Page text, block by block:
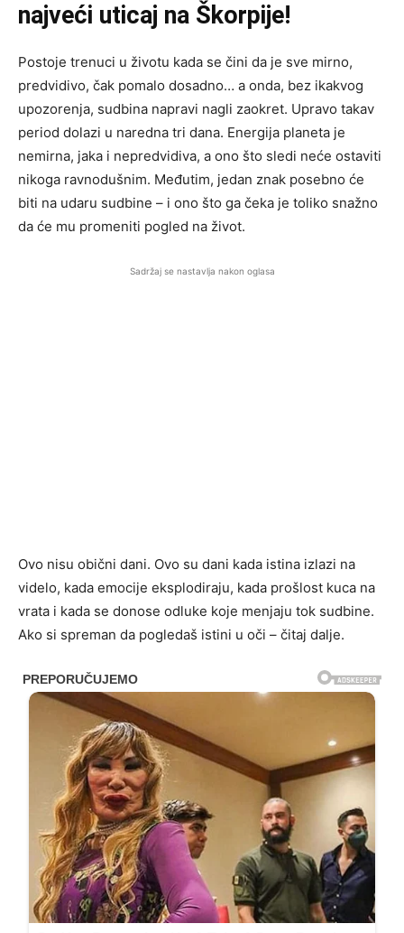
najveći uticaj na Škorpije!
Postoje trenuci u životu kada se čini da je sve mirno,
predvidivo, čak pomalo dosadno… a onda, bez ikakvog
upozorenja, sudbina napravi nagli zaokret. Upravo takav
period dolazi u naredna tri dana. Energija planeta je
nemirna, jaka i nepredvidiva, a ono što sledi neće ostaviti
nikoga ravnodušnim. Međutim, jedan znak posebno će
biti na udaru sudbine – i ono što ga čeka je toliko snažno
da će mu promeniti pogled na život.
Sadržaj se nastavlja nakon oglasa
Ovo nisu obični dani. Ovo su dani kada istina izlazi na
videlo, kada emocije eksplodiraju, kada prošlost kuca na
vrata i kada se donose odluke koje menjaju tok sudbine.
Ako si spreman da pogledaš istini u oči – čitaj dalje.